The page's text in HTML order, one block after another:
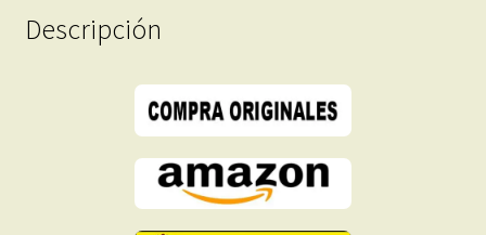
-Descripción